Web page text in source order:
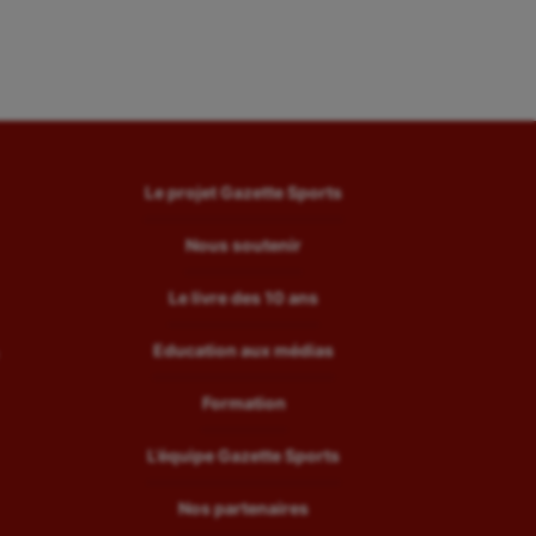
Le projet Gazette Sports
Nous soutenir
Le livre des 10 ans
Education aux médias
Formation
L’équipe Gazette Sports
Nos partenaires